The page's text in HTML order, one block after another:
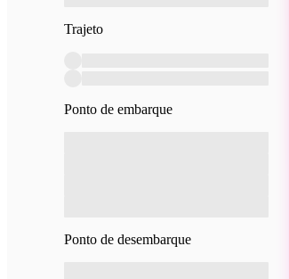
Trajeto
Ponto de embarque
Ponto de desembarque